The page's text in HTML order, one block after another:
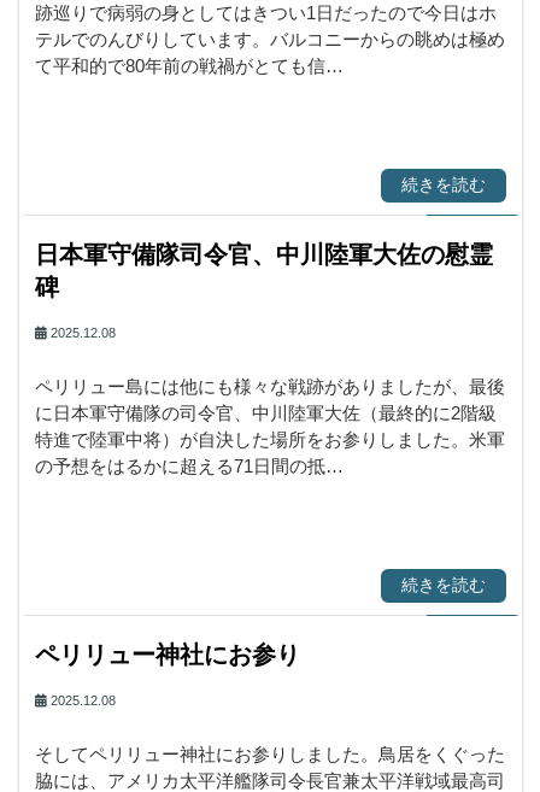
跡巡りで病弱の身としてはきつい1日だったので今日はホ
テルでのんびりしています。バルコニーからの眺めは極め
て平和的で80年前の戦禍がとても信…
続きを読む
日本軍守備隊司令官、中川陸軍大佐の慰霊
碑
2025.12.08
ペリリュー島には他にも様々な戦跡がありましたが、最後
に日本軍守備隊の司令官、中川陸軍大佐（最終的に2階級
特進で陸軍中将）が自決した場所をお参りしました。米軍
の予想をはるかに超える71日間の抵…
続きを読む
ペリリュー神社にお参り
2025.12.08
そしてペリリュー神社にお参りしました。鳥居をくぐった
脇には、アメリカ太平洋艦隊司令長官兼太平洋戦域最高司